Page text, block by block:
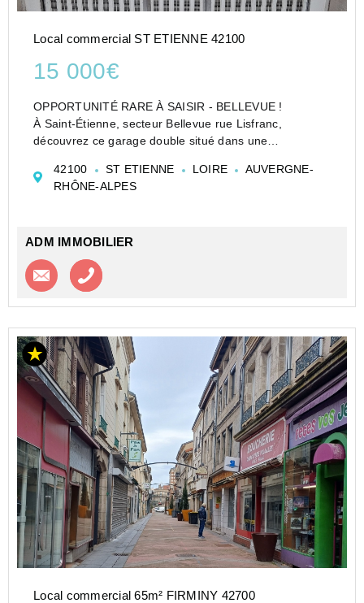
Local commercial ST ETIENNE 42100
15 000€
OPPORTUNITÉ RARE À SAISIR - BELLEVUE !
À Saint-Étienne, secteur Bellevue rue Lisfranc,
découvrez ce garage double situé dans une
- Accès sécurisé
- Grande capacité : idéal pour deux véhicules ou
42100 ST ETIENNE LOIRE
AUVERGNE-
RHÔNE-ALPES
ADM IMMOBILIER
Contacter l'agence
Local commercial 65m² FIRMINY 42700